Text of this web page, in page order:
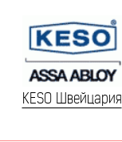
KESO Швейцария